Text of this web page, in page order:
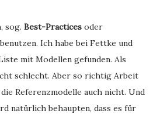
sog. Best-Practices oder
Ich habe bei Fettke und
mit Modellen gefunden. Als
schlecht. Aber so richtig Arbeit
Referenzmodelle auch nicht. Und
natürlich behaupten, dass es für